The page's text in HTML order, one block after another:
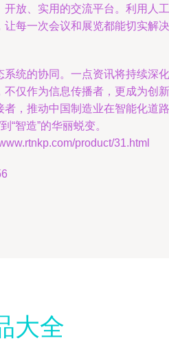
放、实用的交流平台。利用人工
每一次会议和展览都能切实解决
统的协同。一点资讯将持续深化
仅作为信息传播者，更成为创新
，推动中国制造业在智能化道路
“智造”的华丽蜕变。
product/31.html
大全